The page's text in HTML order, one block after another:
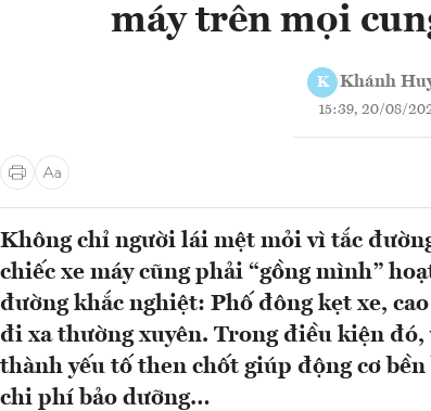
máy trên mọi
K Khánh
15:39, 20/08/
Không chỉ người lái mệt mỏi vì tắc
chiếc xe máy cũng phải “gồng mình”
đường khắc nghiệt: Phố đông kẹt xe,
đi xa thường xuyên. Trong điều kiện
thành yếu tố then chốt giúp động cơ
chi phí bảo dưỡng…